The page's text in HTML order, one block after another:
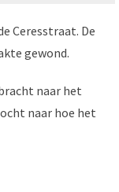
Ceresstraat. De
gewond.
naar het
naar hoe het